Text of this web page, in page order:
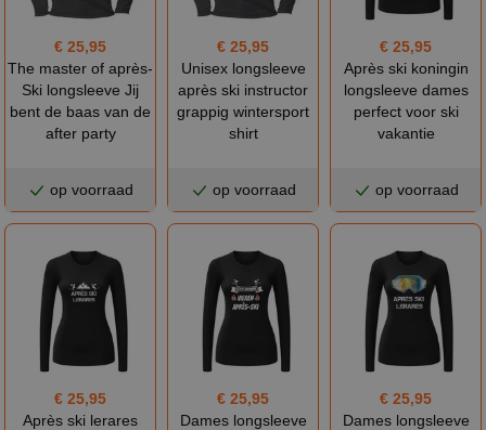
€ 25,95
The master of après-
Ski longsleeve Jij
bent de baas van de
after party
op voorraad
€ 25,95
Unisex longsleeve
après ski instructor
grappig wintersport
shirt
op voorraad
€ 25,95
Après ski koningin
longsleeve dames
perfect voor ski
vakantie
op voorraad
€ 25,95
Après ski lerares
€ 25,95
Dames longsleeve
€ 25,95
Dames longsleeve